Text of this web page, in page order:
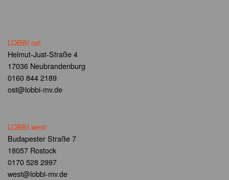
LOBBI.ost
Helmut-Just-Straße 4
17036 Neubrandenburg
0160 844 2189
ost@lobbi-mv.de
LOBBI.west
Budapester Straße 7
18057 Rostock
0170 528 2997
west@lobbi-mv.de